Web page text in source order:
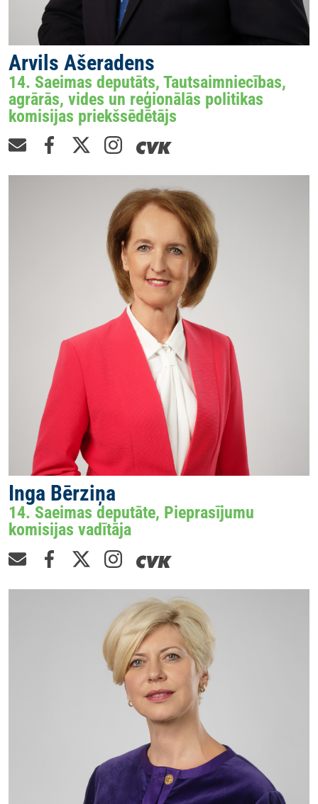
Arvils Ašeradens
14. Saeimas deputāts, Tautsaimniecības,
agrārās, vides un reģionālās politikas
komisijas priekšsēdētājs
Inga Bērziņa
14. Saeimas deputāte, Pieprasījumu
komisijas vadītāja